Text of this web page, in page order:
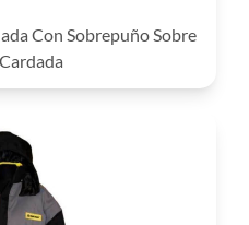
Con Sobrepuño Sobre